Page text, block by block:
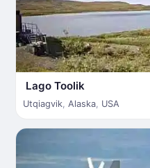
Lago Toolik
Utqiagvik, Alaska, USA